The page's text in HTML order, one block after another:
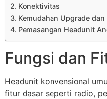
Konektivitas
Kemudahan Upgrade dan
Pemasangan Headunit
Fungsi dan
Headunit konvensional
fitur dasar seperti radio,